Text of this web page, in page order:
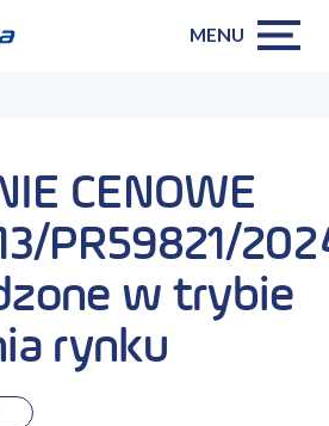
MENU
CENOWE
PR59821/
w trybie
rynku